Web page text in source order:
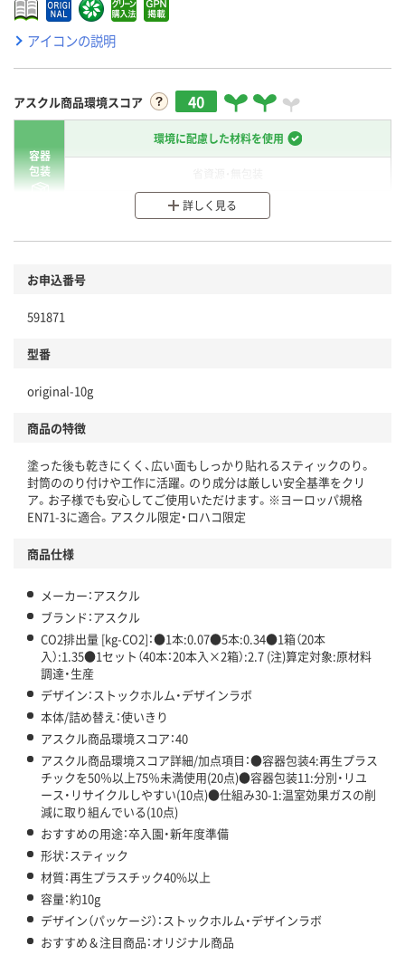
アイコンの説明
アスクル商品環境スコア 40
容器
包装
環境に配慮した材料を使用
分別・リサイクルしやすい設計
商品
本体
仕組
この商品の環境配慮ポイントです。下記商品詳細「
アスクル商品環境スコア詳細／加点項目
」で確認できます。
詳しく見る
お申込番号
591871
型番
original-10g
商品の特徴
塗った後も乾きにくく、広い面もしっかり貼れるスティックのり。
封筒ののり付けや工作に活躍。のり成分は厳しい安全基準をクリ
ア。お子様でも安心してご使用いただけます。※ヨーロッパ規格
EN71-3に適合。アスクル限定・ロハコ限定
商品仕様
メーカー：アスクル
ブランド：アスクル
CO2排出量 [kg-CO2]：●1本:0.07●5本:0.34●1箱（20本
入）:1.35●1セット（40本：20本入×2箱）:2.7 (注)算定対象:原材料
調達・生産
デザイン：ストックホルム・デザインラボ
本体/詰め替え：使いきり
アスクル商品環境スコア：40
アスクル商品環境スコア詳細/加点項目：●容器包装4:再生プラス
チックを50％以上75％未満使用(20点)●容器包装11:分別・リユ
ース・リサイクルしやすい(10点)●仕組み30-1:温室効果ガスの削
減に取り組んでいる(10点)
おすすめの用途：卒入園・新年度準備
形状：スティック
材質：再生プラスチック40%以上
容量：約10g
デザイン（パッケージ）：ストックホルム・デザインラボ
おすすめ＆注目商品：オリジナル商品